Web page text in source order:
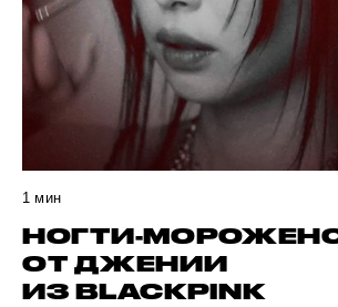
1 мин
НОГТИ-
ОТ ДЖЕНИИ
ИЗ BLACKPINK